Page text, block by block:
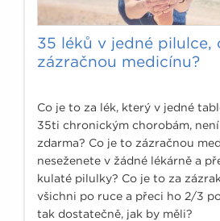
35 léků v jedné pilulce,
zázračnou medicínu?
Co je to za lék, který v jedné
35ti chronickým chorobám,
zdarma? Co je to zázračnou
neseženete v žádné lékárně a
kulaté pilulky? Co je to za
všichni po ruce a přeci ho 2/3
tak dostatečně, jak by měli?